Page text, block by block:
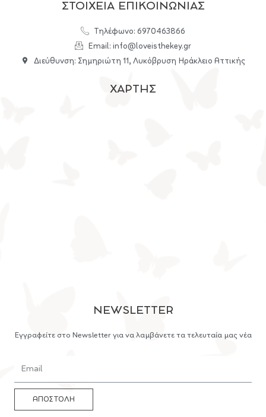
ΣΤΟΙΧΕΙΑ ΕΠΙΚΟΙΝΩΝΙΑΣ
Τηλέφωνο: 6970463866
Email: info@loveisthekey.gr
Διεύθυνση: Σημηριώτη 11, Λυκόβρυση Ηράκλειο Αττικής
ΧΑΡΤΗΣ
NEWSLETTER
Εγγραφείτε στο Newsletter για να λαμβάνετε τα τελευταία μας νέα
ΑΠΟΣΤΟΛΗ